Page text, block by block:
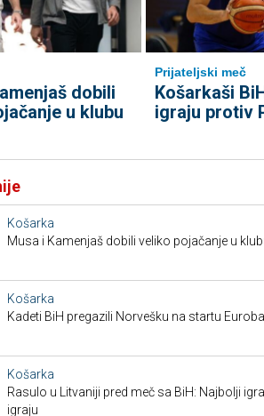
dobili
u klubu
Prijateljski meč
Košarkaši
igraju protiv
Košarka
Musa i Kamenjaš dobili veliko pojačanje u
Košarka
Kadeti BiH pregazili Norvešku na startu
Košarka
Rasulo u Litvaniji pred meč sa BiH: Najbolji
igraju